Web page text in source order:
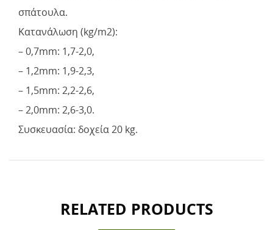
σπάτουλα.
Κατανάλωση (kg/m2):
– 0,7mm: 1,7-2,0,
– 1,2mm: 1,9-2,3,
– 1,5mm: 2,2-2,6,
– 2,0mm: 2,6-3,0.
Συσκευασία: δοχεία 20 kg.
RELATED PRODUCTS